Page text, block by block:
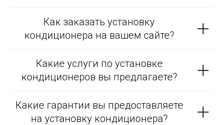
Как заказать установку
кондиционера на вашем сайте?
Какие услуги по установке
кондиционеров вы предлагаете?
Какие гарантии вы предоставляете
на установку кондиционера?